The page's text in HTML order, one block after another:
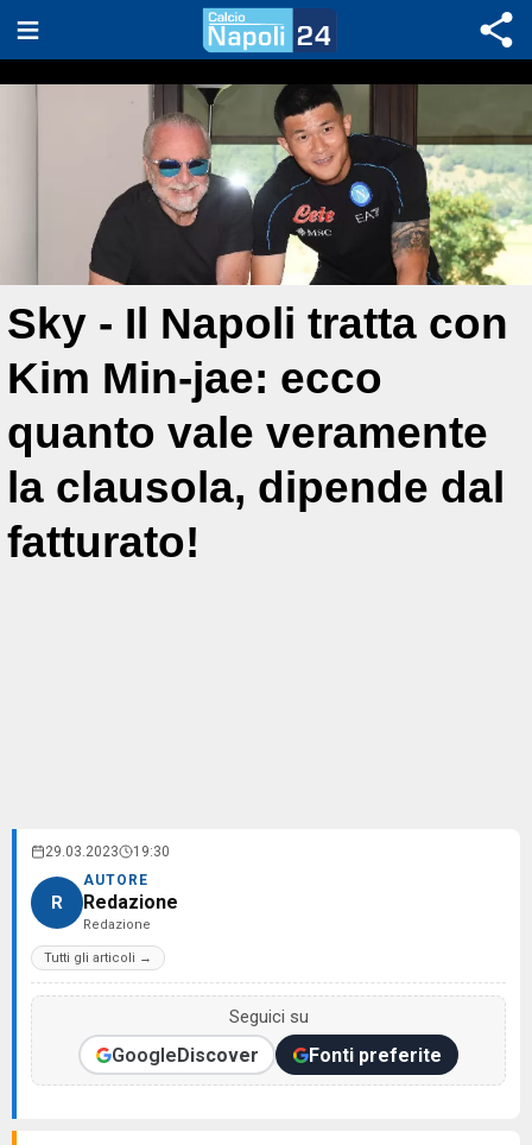
Sky - Il Napoli tratta con
Kim Min-jae: ecco
quanto vale veramente
la clausola, dipende dal
fatturato!
29.03.2023 19:30
R
AUTORE
Redazione
Redazione
Tutti gli articoli →
Seguici su
GoogleDiscover Fonti preferite